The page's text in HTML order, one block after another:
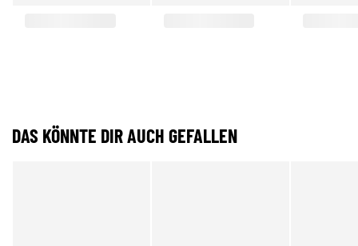
DAS KÖNNTE DIR AUCH GEFALLEN